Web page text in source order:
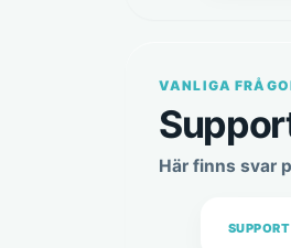
VANLIGA
Här finns svar
SUPPORT